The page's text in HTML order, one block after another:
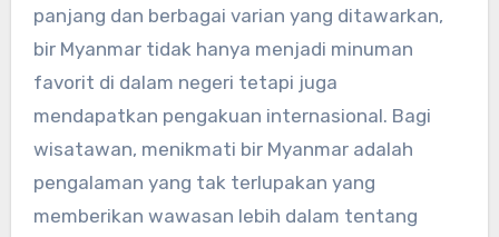
panjang dan berbagai varian yang ditawarkan,
bir Myanmar tidak hanya menjadi minuman
favorit di dalam negeri tetapi juga
mendapatkan pengakuan internasional. Bagi
wisatawan, menikmati bir Myanmar adalah
pengalaman yang tak terlupakan yang
memberikan wawasan lebih dalam tentang